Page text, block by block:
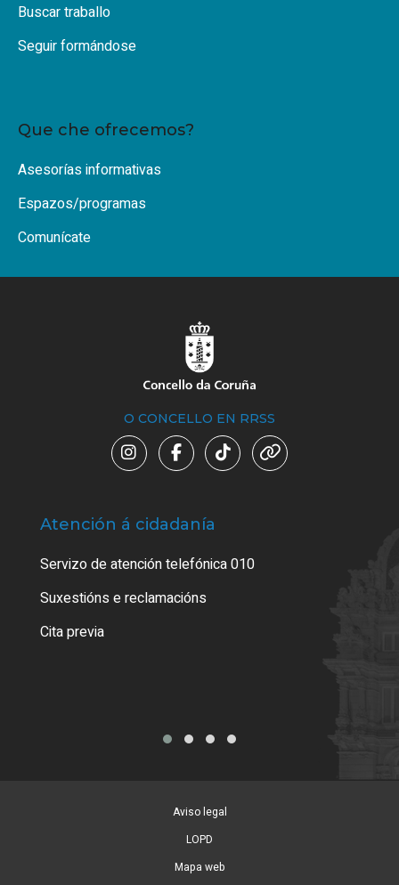
Buscar traballo
Seguir formándose
Que che ofrecemos?
Asesorías informativas
Espazos/programas
Comunícate
O CONCELLO EN RRSS
Atención á cidadanía
Servizo de atención telefónica 010
Suxestións e reclamacións
Cita previa
Aviso legal
LOPD
Mapa web